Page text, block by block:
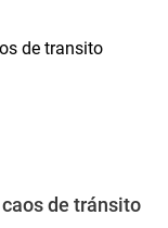
de tránsito